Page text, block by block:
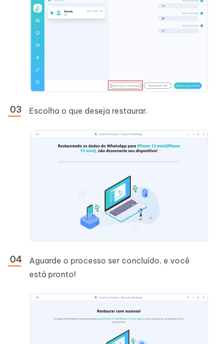
Escolha o que deseja restaurar.
Aguarde o processo ser concluído, e você
está pronto!